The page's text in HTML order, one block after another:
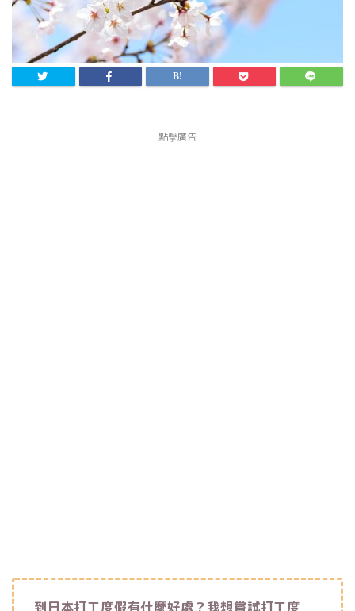
點擊廣告
到日本打工度假有什麼好處？我想嘗試打工度